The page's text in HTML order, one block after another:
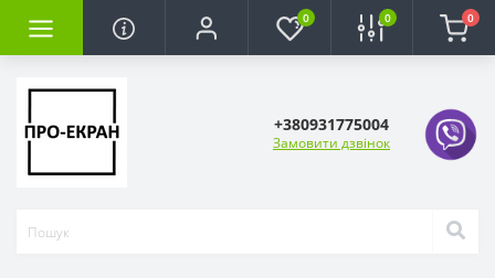
0 0 0
+380931775004
Замовити дзвінок